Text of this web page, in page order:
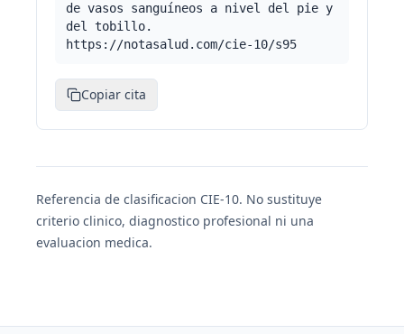
de vasos sanguíneos a nivel del pie y
del tobillo.
https://notasalud.com/cie-10/s95
Copiar cita
Referencia de clasificacion CIE-10. No sustituye
criterio clinico, diagnostico profesional ni una
evaluacion medica.